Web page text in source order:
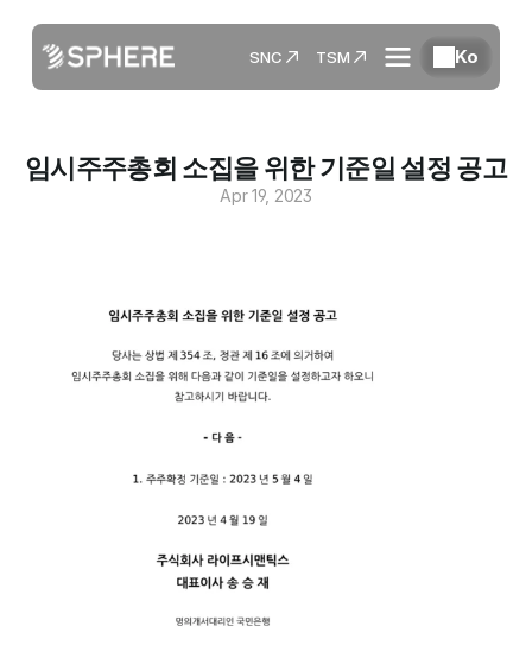
임시주주총회 소집을 위한 기준일 설정 공고
Apr 19, 2023
SNC TSM Ko